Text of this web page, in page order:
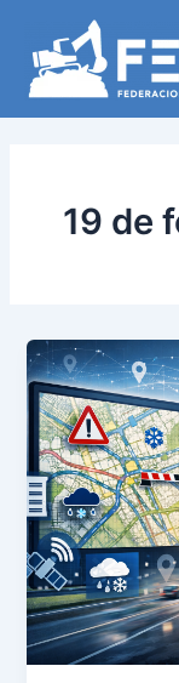
contenido
19 de